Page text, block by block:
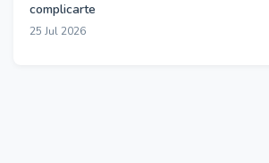
complicarte
25 Jul 2026